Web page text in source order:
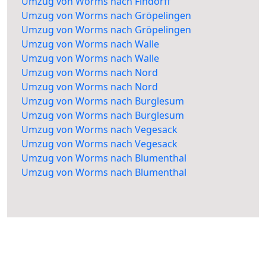
Umzug von Worms nach Gröpelingen
Umzug von Worms nach Gröpelingen
Umzug von Worms nach Walle
Umzug von Worms nach Walle
Umzug von Worms nach Nord
Umzug von Worms nach Nord
Umzug von Worms nach Burglesum
Umzug von Worms nach Burglesum
Umzug von Worms nach Vegesack
Umzug von Worms nach Vegesack
Umzug von Worms nach Blumenthal
Umzug von Worms nach Blumenthal